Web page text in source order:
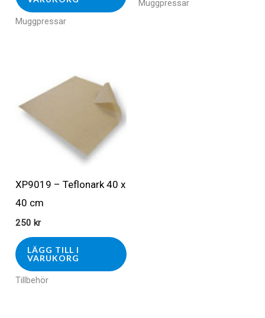
Muggpressar
Muggpressar
XP9019 – Teflonark 40 x
40 cm
250 kr
LÄGG TILL I
VARUKORG
Tillbehör